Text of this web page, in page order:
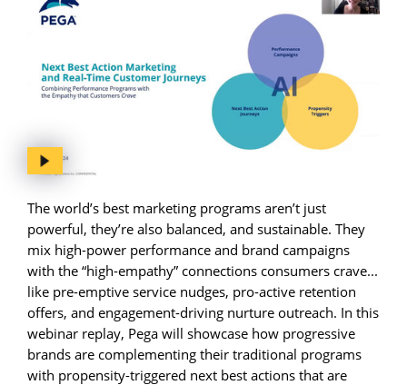
The world’s best marketing programs aren’t just
powerful, they’re also balanced, and sustainable. They
mix high-power performance and brand campaigns
with the “high-empathy” connections consumers crave...
like pre-emptive service nudges, pro-active retention
offers, and engagement-driving nurture outreach. In this
webinar replay, Pega will showcase how progressive
brands are complementing their traditional programs
with propensity-triggered next best actions that are